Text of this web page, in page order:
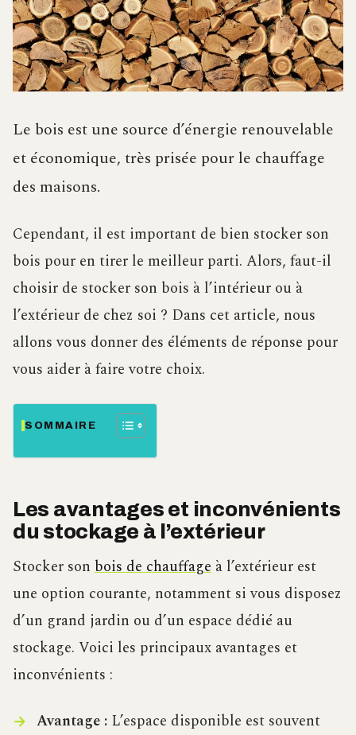
Le bois est une source d’énergie renouvelable
et économique, très prisée pour le chauffage
des maisons.
Cependant, il est important de bien stocker son
bois pour en tirer le meilleur parti. Alors, faut-il
choisir de stocker son bois à l’intérieur ou à
l’extérieur de chez soi ? Dans cet article, nous
allons vous donner des éléments de réponse pour
vous aider à faire votre choix.
SOMMAIRE
Les avantages et inconvénients
du stockage à l’extérieur
Stocker son bois de chauffage à l’extérieur est
une option courante, notamment si vous disposez
d’un grand jardin ou d’un espace dédié au
stockage. Voici les principaux avantages et
inconvénients :
Avantage :L’espace disponible est souvent